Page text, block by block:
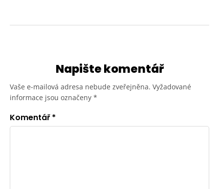
Napište komentář
Vaše e-mailová adresa nebude zveřejněna. Vyžadované
informace jsou označeny *
Komentář*